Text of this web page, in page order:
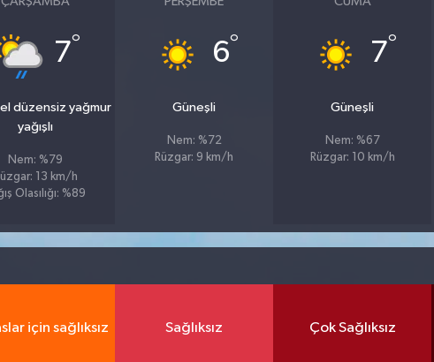
7°
düzensiz yağmur
yağışlı
Nem: %79
13 km/h
Olasılığı: %89
6°
Güneşli
Nem: %72
Rüzgar: 9 km/h
7°
Güneşli
Nem: %67
Rüzgar: 10 km/h
için sağlıksız Sağlıksız Çok Sağlıksız